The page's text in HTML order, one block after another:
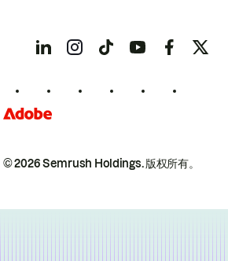
© 2026 Semrush Holdings.版权所有。